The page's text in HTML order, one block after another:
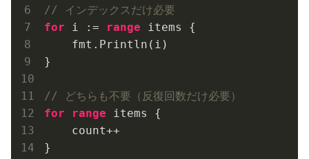
// インデックスだけ必要
for i := range items {
    fmt.Println(i)
}
// どちらも不要（反復回数だけ必要）
for
range items {
    count++